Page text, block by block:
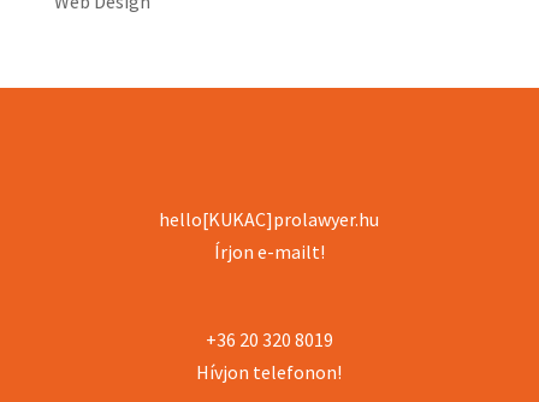
hello[KUKAC]prolawyer.hu
Írjon e-mailt!
+36 20 320 8019
Hívjon telefonon!